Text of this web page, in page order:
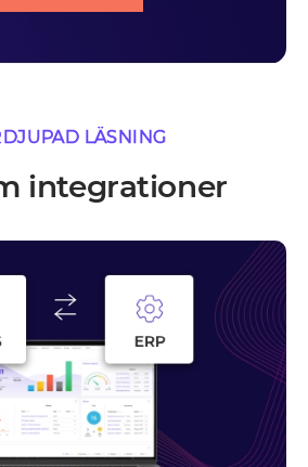
LÄSNING
integrationer